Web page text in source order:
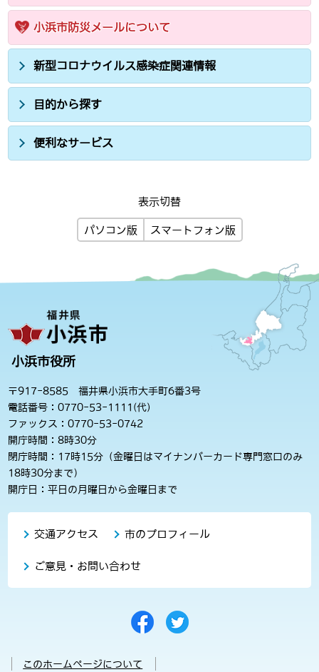
小浜市防災メールについて
新型コロナウイルス感染症関連情報
目的から探す
便利なサービス
表示切替
パソコン版 スマートフォン版
小浜市役所
〒917-8585 福井県小浜市大手町6番3号
電話番号：0770-53-1111(代)
ファックス：0770-53-0742
開庁時間：8時30分
閉庁時間：17時15分（金曜日はマイナンバーカード専門窓口のみ
18時30分まで）
開庁日：平日の月曜日から金曜日まで
交通アクセス 市のプロフィール
ご意見・お問い合わせ
このホームページについて